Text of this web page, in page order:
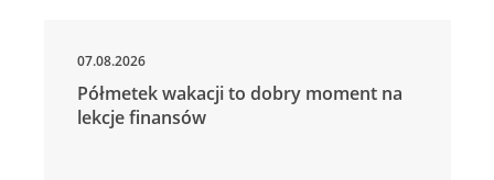
07.08.2026
Półmetek wakacji to dobry moment na
lekcje finansów